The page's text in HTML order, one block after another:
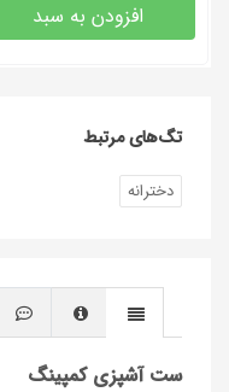
افزودن به سبد
تگ‌های مرتبط
دخترانه
ست آشپزی کمپینگ